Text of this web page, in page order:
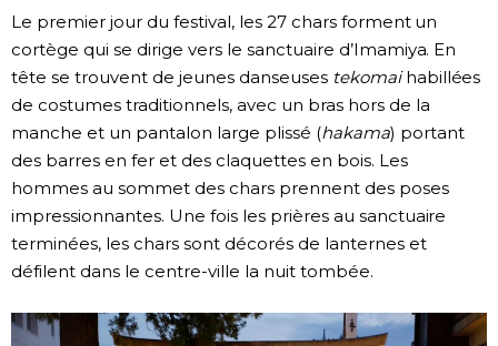
Le premier jour du festival, les 27 chars forment un
cortège qui se dirige vers le sanctuaire d’Imamiya. En
tête se trouvent de jeunes danseuses tekomaihabillées
de costumes traditionnels, avec un bras hors de la
manche et un pantalon large plissé (hakama) portant
des barres en fer et des claquettes en bois. Les
hommes au sommet des chars prennent des poses
impressionnantes. Une fois les prières au sanctuaire
terminées, les chars sont décorés de lanternes et
défilent dans le centre-ville la nuit tombée.